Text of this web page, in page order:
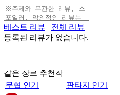
베스트 리뷰
전체 리뷰
등록된 리뷰가 없습니다.
같은 장르 추천작
무협 인기
판타지 인기